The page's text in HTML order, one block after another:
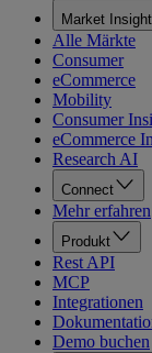
Market
Alle Märkte
Consumer
eCommerce
Mobility
Consumer
eCommerce
Research AI
Connect
Mehr erfahren
Produkt
Rest API
MCP
Integrationen
Demo buchen